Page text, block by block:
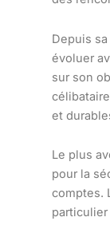
Depuis
évoluer
sur son
et
Le plus
pour la
comptes.